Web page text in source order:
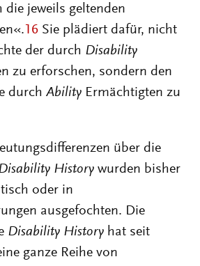
jeweils geltenden
16 Sie plädiert dafür, nicht
der durch Disability
zu erforschen, sondern den
durch Ability Ermächtigten zu
über die
History wurden bisher
oder in
ausgefochten. Die
Disability History hat seit
ganze Reihe von